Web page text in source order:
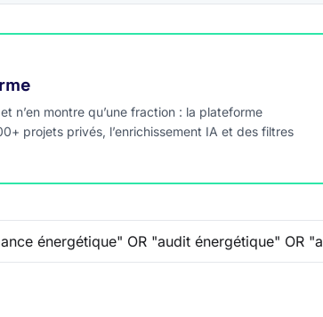
n’en montre qu’une fraction : la plateforme
projets privés, l’enrichissement IA et des filtres